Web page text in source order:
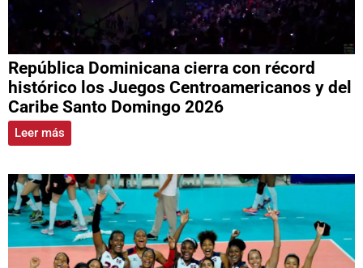
República Dominicana cierra con récord
histórico los Juegos Centroamericanos y del
Caribe Santo Domingo 2026
Leer más